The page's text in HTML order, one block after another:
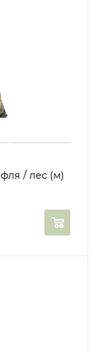
/ лес (м)